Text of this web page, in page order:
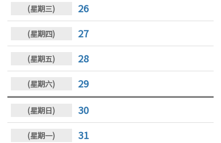
26
27
28
29
30
31